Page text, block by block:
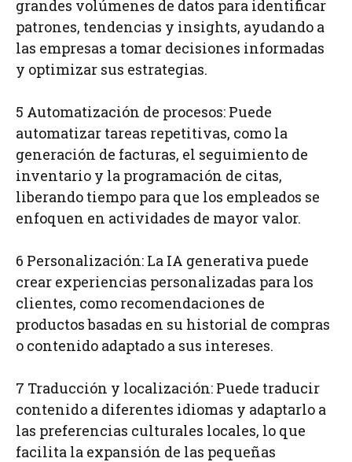
grandes volúmenes de datos para identificar
patrones, tendencias y insights, ayudando a
las empresas a tomar decisiones informadas
y optimizar sus estrategias.
5 Automatización de procesos: Puede
automatizar tareas repetitivas, como la
generación de facturas, el seguimiento de
inventario y la programación de citas,
liberando tiempo para que los empleados se
enfoquen en actividades de mayor valor.
6 Personalización: La IA generativa puede
crear experiencias personalizadas para los
clientes, como recomendaciones de
productos basadas en su historial de compras
o contenido adaptado a sus intereses.
7 Traducción y localización: Puede traducir
contenido a diferentes idiomas y adaptarlo a
las preferencias culturales locales, lo que
facilita la expansión de las pequeñas